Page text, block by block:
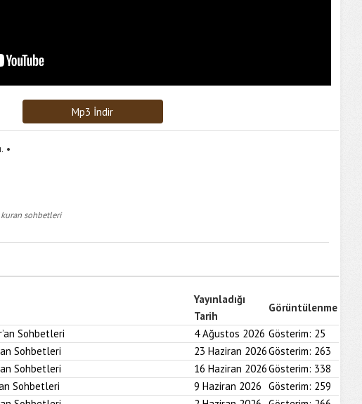
Mp3 İndir
kuran sohbetleri
Yayınladığı
Tarih
Görüntülenme
Sohbetleri 4 Ağustos 2026 Gösterim: 25
Sohbetleri 23 Haziran 2026Gösterim: 263
Sohbetleri 16 Haziran 2026Gösterim: 338
Sohbetleri 9 Haziran 2026 Gösterim: 259